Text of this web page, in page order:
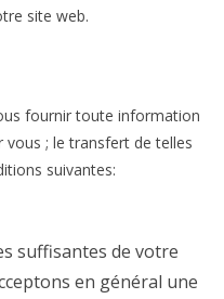
site web.
fournir toute information
; le transfert de telles
suivantes:
suffisantes de votre
en général une